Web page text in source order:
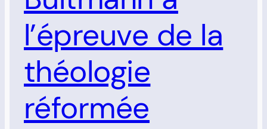
l’épreuve de la
théologie
réformée